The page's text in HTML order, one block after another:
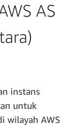
AS
instans
untuk
wilayah AWS